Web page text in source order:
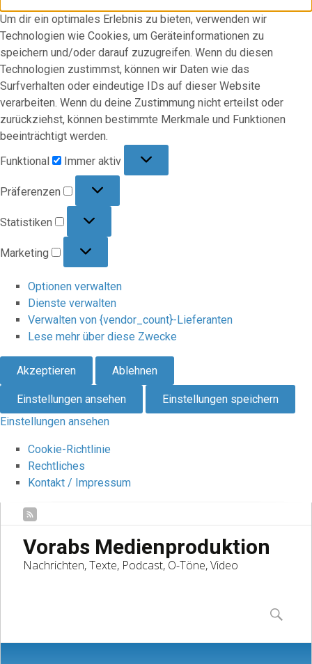
Um dir ein optimales Erlebnis zu bieten, verwenden wir
Technologien wie Cookies, um Geräteinformationen zu
speichern und/oder darauf zuzugreifen. Wenn du diesen
Technologien zustimmst, können wir Daten wie das
Surfverhalten oder eindeutige IDs auf dieser Website
verarbeiten. Wenn du deine Zustimmung nicht erteilst oder
zurückziehst, können bestimmte Merkmale und Funktionen
beeinträchtigt werden.
Funktional
Immer aktiv
Präferenzen
Statistiken
Marketing
Optionen verwalten
Dienste verwalten
Verwalten von {vendor_count}-Lieferanten
Lese mehr über diese Zwecke
Akzeptieren Ablehnen
Einstellungen ansehen
Einstellungen speichern
Einstellungen ansehen
Cookie-Richtlinie
Rechtliches
Kontakt / Impressum
Vorabs Medienproduktion
Nachrichten, Texte, Podcast, O-Töne, Video
content
Suchen
nach: